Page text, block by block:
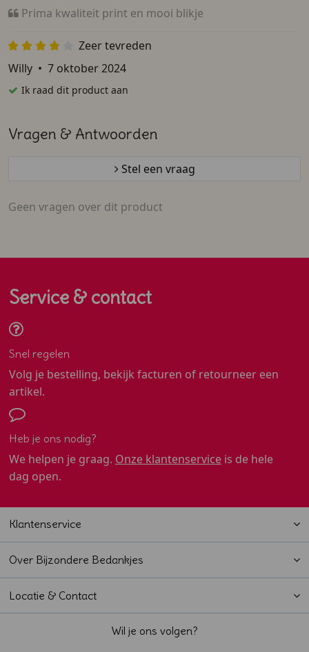
Prima kwaliteit print en mooi blikje
Zeer tevreden
Willy • 7 oktober 2024
Ik raad dit product aan
Vragen & Antwoorden
Stel een vraag
Geen vragen over dit product
Service & contact
Snel regelen
Volg je bestelling, bekijk facturen of retourneer een
artikel.
Heb je ons nodig?
We helpen je graag. Onze klantenserviceis de hele
dag open.
Klantenservice
Over Bijzondere Bedankjes
Locatie & Contact
Wil je ons volgen?